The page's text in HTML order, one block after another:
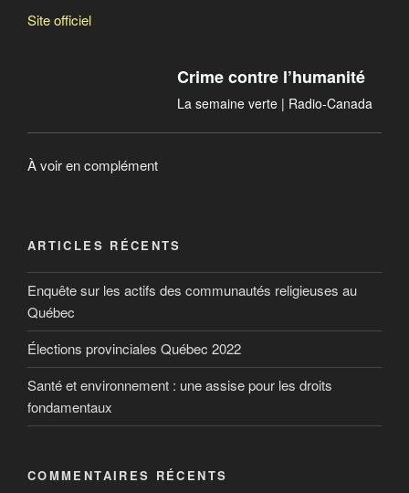
Site officiel
Crime contre l’humanité
La semaine verte | Radio-Canada
À voir en complément
ARTICLES RÉCENTS
Enquête sur les actifs des communautés religieuses au
Québec
Élections provinciales Québec 2022
Santé et environnement : une assise pour les droits
fondamentaux
COMMENTAIRES RÉCENTS